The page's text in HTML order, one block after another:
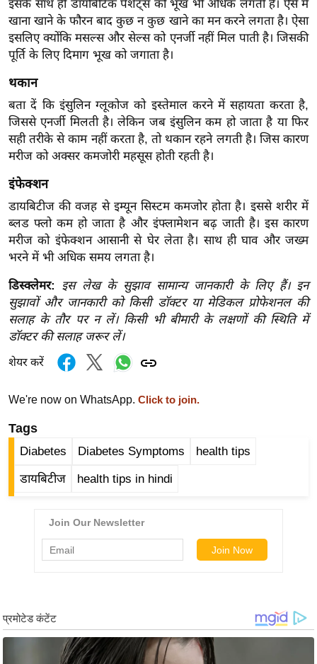
टो
व
र्ल्ड
न्यू
ज
ब्री
फ
म
नो
रं
न
ज
ग
बॉ
ली
वु
हॉ
वु
ड
फि
स
k
i
इसके साथ ही डायबिटिक पेशेंट्स को भूख भी अधिक लगती है। ऐसे में
खाना खाने के फौरन बाद कुछ न कुछ खाने का मन करने लगता है। ऐसा
इसलिए क्योंकि मसल्स और सेल्स को एनर्जी नहीं मिल पाती है। जिसकी
पूर्ति के लिए दिमाग भूख को जगाता है।
थकान
बता दें कि इंसुलिन ग्लूकोज को इस्तेमाल करने में सहायता करता है,
जिससे एनर्जी मिलती है। लेकिन जब इंसुलिन कम हो जाता है या फिर
सही तरीके से काम नहीं करता है, तो थकान रहने लगती है। जिस कारण
मरीज को अक्सर कमजोरी महसूस होती रहती है।
इंफेक्शन
डायबिटीज की वजह से इम्यून सिस्टम कमजोर होता है। इससे शरीर में
ब्लड फ्लो कम हो जाता है और इंफ्लामेशन बढ़ जाती है। इस कारण
मरीज को इंफेक्शन आसानी से घेर लेता है। साथ ही घाव और जख्म
भरने में भी अधिक समय लगता है।
डिस्क्लेमर: इस लेख के सुझाव सामान्य जानकारी के लिए हैं। इन
सुझावों और जानकारी को किसी डॉक्टर या मेडिकल प्रोफेशनल की
सलाह के तौर पर न लें। किसी भी बीमारी के लक्षणों की स्थिति में
डॉक्टर की सलाह जरूर लें।
शेयर करें
We're now on WhatsApp. Click to join.
Tags
Diabetes Diabetes Symptoms health tips
डायबिटीज health tips in hindi